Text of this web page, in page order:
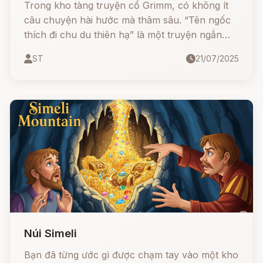
Trong kho tàng truyện cổ Grimm, có không ít
câu chuyện hài hước mà thâm sâu. “Tên ngốc
thích đi chu du thiên hạ” là một truyện ngắn
sử dụng lời nói đúng hoàn cảnh nếu không
ST 21/07/2025
Núi Simeli
Bạn đã từng ước gì được chạm tay vào một kho